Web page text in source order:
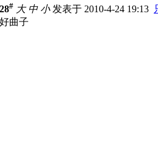
28# 大 中 小发表于 2010-4-24 19:13
好曲子